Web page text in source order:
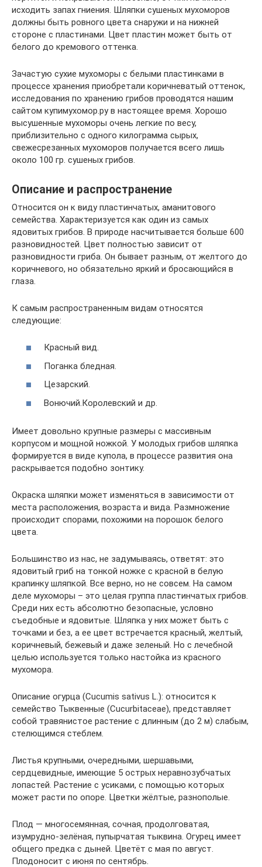
исходить запах гниения. Шляпки сушеных мухоморов
должны быть ровного цвета снаружи и на нижней
стороне с пластинами. Цвет пластин может быть от
белого до кремового оттенка.
Зачастую сухие мухоморы с белыми пластинками в
процессе хранения приобретали коричневатый оттенок,
исследования по хранению грибов проводятся нашим
сайтом купимухомор.ру в настоящее время. Хорошо
высушенные мухоморы очень легкие по весу,
приблизительно с одного килограмма сырых,
свежесрезанных мухоморов получается всего лишь
около 100 гр. сушеных грибов.
Описание и распространение
Относится он к виду пластинчатых, аманитового
семейства. Характеризуется как один из самых
ядовитых грибов. В природе насчитывается больше 600
разновидностей. Цвет полностью зависит от
разновидности гриба. Он бывает разным, от желтого до
коричневого, но обязательно яркий и бросающийся в
глаза.
К самым распространенным видам относятся
следующие:
Красный вид.
Поганка бледная.
Цезарский.
Вонючий.Королевский и др.
Имеет довольно крупные размеры с массивным
корпусом и мощной ножкой. У молодых грибов шляпка
формируется в виде купола, в процессе развития она
раскрывается подобно зонтику.
Окраска шляпки может изменяться в зависимости от
места расположения, возраста и вида. Размножение
происходит спорами, похожими на порошок белого
цвета.
Большинство из нас, не задумываясь, ответят: это
ядовитый гриб на тонкой ножке с красной в белую
крапинку шляпкой. Все верно, но не совсем. На самом
деле мухоморы – это целая группа пластинчатых грибов.
Среди них есть абсолютно безопасные, условно
съедобные и ядовитые. Шляпка у них может быть с
точками и без, а ее цвет встречается красный, желтый,
коричневый, бежевый и даже зеленый. Но с лечебной
целью используется только настойка из красного
мухомора.
Описание огурца (Cucumis sativus L.): относится к
семейство Тыквенные (Cucurbitaceae), представляет
собой травянистое растение с длинным (до 2 м) слабым,
стелющимся стеблем.
Листья крупными, очередными, шершавыми,
сердцевидные, имеющие 5 острых неравнозубчатых
лопастей. Растение с усиками, с помощью которых
может расти по опоре. Цветки жёлтые, разнополые.
Плод — многосемянная, сочная, продолговатая,
изумрудно-зелёная, пупырчатая тыквина. Огурец имеет
общего предка с дыней. Цветёт с мая по август.
Плодоносит с июня по сентябрь.